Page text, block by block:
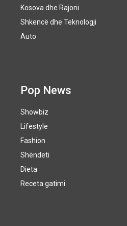
Kosova dhe Rajoni
Shkencë dhe Teknologji
Auto
Pop News
Showbiz
Lifestyle
Fashion
Shëndeti
Dieta
Receta gatimi